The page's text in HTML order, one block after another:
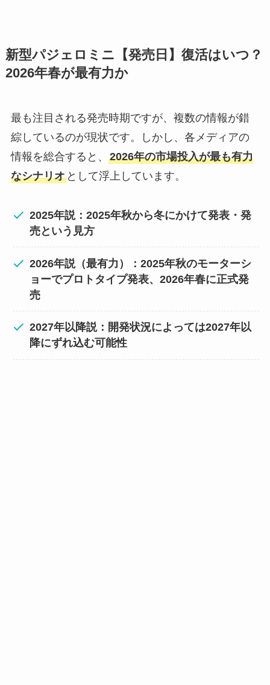
新型パジェロミニ【発売日】復活はいつ？
2026年春が最有力か
最も注目される発売時期ですが、複数の情報が錯
綜しているのが現状です。しかし、各メディアの
情報を総合すると、 2026年の市場投入が最も有力
なシナリオとして浮上しています。
2025年説：2025年秋から冬にかけて発表・発
売という見方
2026年説（最有力）：2025年秋のモーターシ
ョーでプロトタイプ発表、2026年春に正式発
売
2027年以降説：開発状況によっては2027年以
降にずれ込む可能性